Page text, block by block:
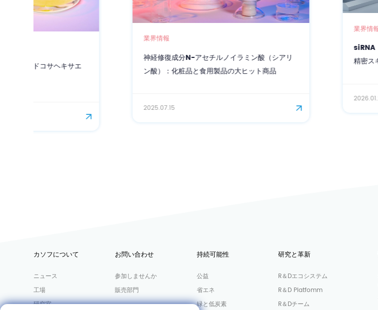
神経修復成分N-アセチルノイラミン酸（シアリ
ン酸）：化粧品と食用製品の大ヒット商品
siRNA（CAS：63231-63-0）：遺
精密スキンケアと頭皮ケアの新時代
カソフについて
ニュース
工場
研究室
お問い合わせ
参加しませんか
販売部門
持続可能性
公益
省エネ
緑と低炭素
研究と革新
R＆Dエコシステム
R＆D Platfomm
R＆Dチーム